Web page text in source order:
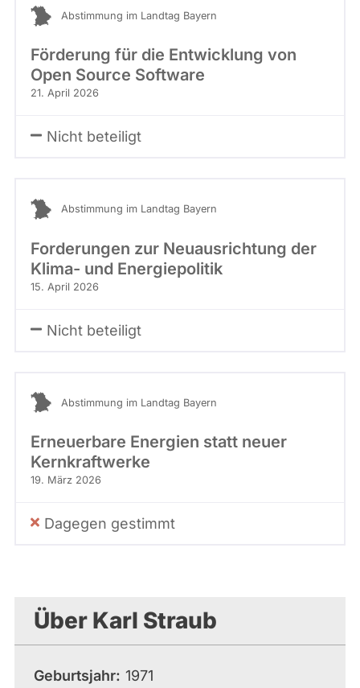
Abstimmung im Landtag Bayern
Förderung für die Entwicklung von
Open Source Software
21. April 2026
Nicht beteiligt
Abstimmung im Landtag Bayern
Forderungen zur Neuausrichtung der
Klima- und Energiepolitik
15. April 2026
Nicht beteiligt
Abstimmung im Landtag Bayern
Erneuerbare Energien statt neuer
Kernkraftwerke
19. März 2026
Dagegen gestimmt
Über Karl Straub
Geburtsjahr 1971